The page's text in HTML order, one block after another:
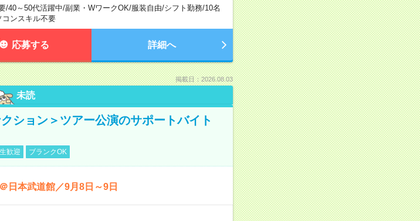
/40～50代活躍中/副業・WワークOK/服装自由/シフト勤務/10名
コンスキル不要
応募する 詳細へ
掲載日：2026.08.03
未読
ション＞ツアー公演のサポートバイト
歓迎 ブランクOK
日本武道館／9月8日～9日